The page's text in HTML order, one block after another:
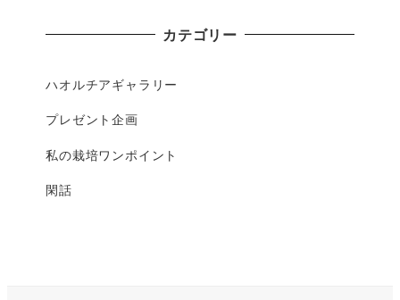
カテゴリー
ハオルチアギャラリー
プレゼント企画
私の栽培ワンポイント
閑話